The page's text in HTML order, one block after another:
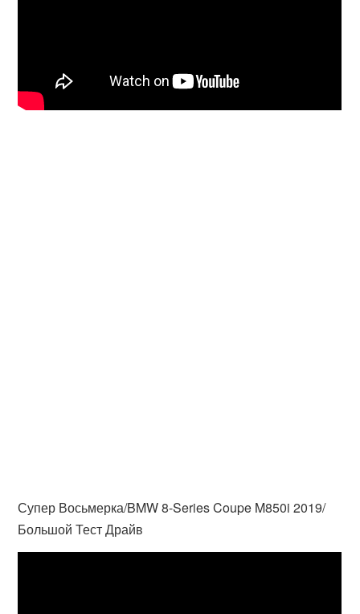
Супер Восьмерка/BMW 8-Series Coupe M850i 2019/
Большой Тест Драйв